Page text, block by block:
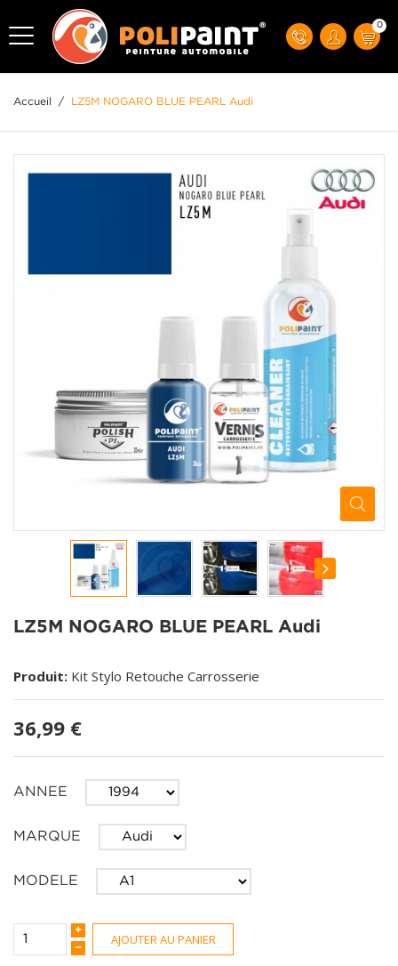
0
Accueil / LZ5M NOGARO BLUE PEARL Audi
LZ5M NOGARO BLUE PEARL Audi
Produit: Kit Stylo Retouche Carrosserie
36,99 €
ANNEE
MARQUE
MODELE
AJOUTER AU PANIER